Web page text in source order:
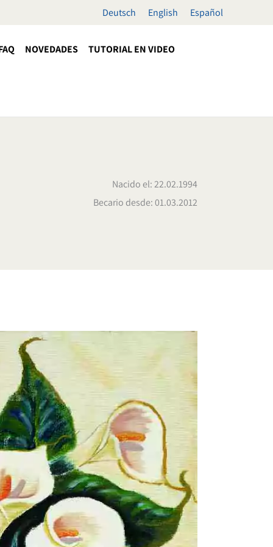
Deutsch English Español
NOVEDADES TUTORIAL EN VIDEO
Nacido el: 22.02.1994
Becario desde: 01.03.2012